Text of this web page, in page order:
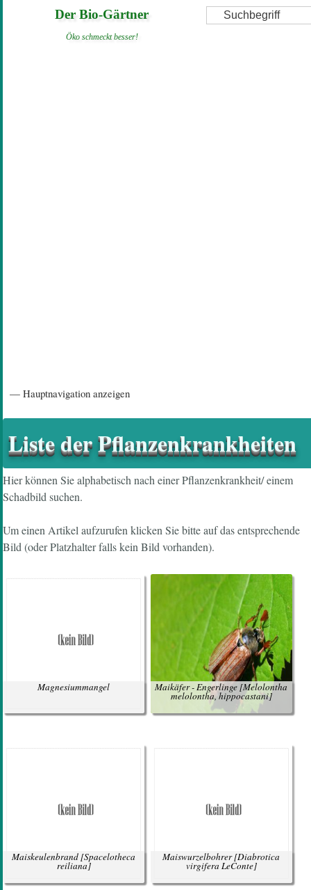
Suche
Der Bio-Gärtner
Öko schmeckt besser!
— Hauptnavigation anzeigen
Liste der Pflanzenkrankheiten
Hier können Sie alphabetisch nach einer Pflanzenkrankheit/ einem
Schadbild suchen.
Um einen Artikel aufzurufen klicken Sie bitte auf das entsprechende
Bild (oder Platzhalter falls kein Bild vorhanden).
Magnesiummangel Maikäfer - Engerlinge[Melolontha
melolontha, hippocastani]
Maiskeulenbrand[Spacelotheca
reiliana]
Maiswurzelbohrer[Diabrotica
virgifera LeConte]